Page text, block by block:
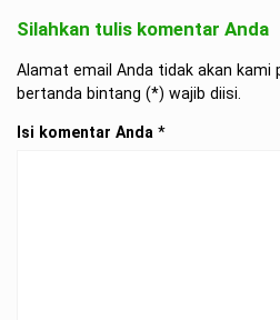
Silahkan tulis komentar Anda
Alamat email Anda tidak akan kami
bertanda bintang (*) wajib diisi.
Isi komentar Anda *